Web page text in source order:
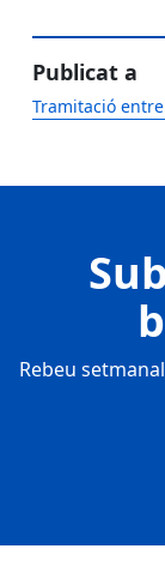
Publicat a
Tramitació